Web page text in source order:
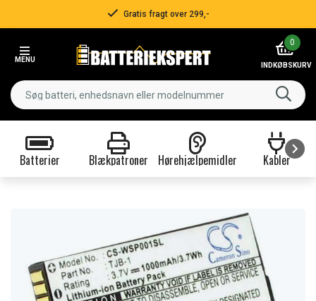
Gratis fragt over 299,-
MENU
0
INDKØBSKURV
Batterier Blækpatroner Hørehjælpemidler Kabler